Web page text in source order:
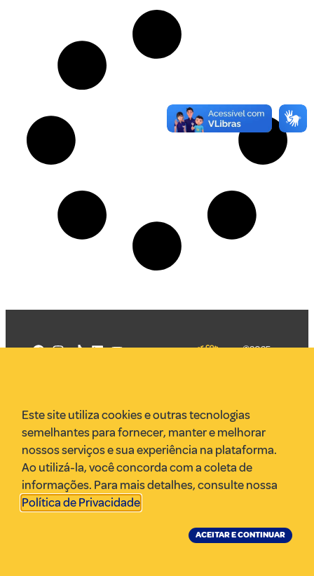
VR Assessoria
Parcerias
Envie uma pauta
Anuncie
©2025
Este site utiliza cookies e outras tecnologias
semelhantes para fornecer, manter e melhorar
nossos serviços e sua experiência na plataforma.
Ao utilizá-la, você concorda com a coleta de
informações. Para mais detalhes, consulte nossa
Política de Privacidade.
ACEITAR E CONTINUAR